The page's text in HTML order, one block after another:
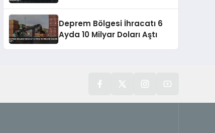
Deprem Bölgesi İhracatı 6
Ayda 10 Milyar Doları Aştı